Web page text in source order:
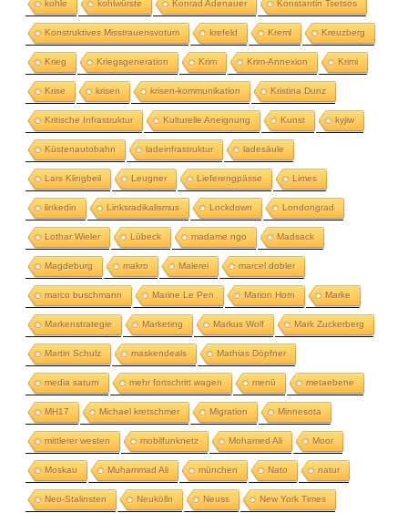
kohle kohlwürste Konrad Adenauer Konstantin Tsetsos
Konstruktives Misstrauensvotum krefeld Kreml Kreuzberg
Krieg Kriegsgeneration Krim Krim-Annexion Krimi
Krise krisen krisen-kommunikation Kristina Dunz
Kritische Infrastruktur Kulturelle Aneignung Kunst kyjiw
Küstenautobahn ladeinfrastruktur ladesäule
Lars Klingbeil Leugner Lieferengpässe Limes
linkedin Linksradikalismus Lockdown Londongrad
Lothar Wieler Lübeck madame ngo Madsack
Magdeburg makro Malerei marcel dobler
marco buschmann Marine Le Pen Marion Horn Marke
Markenstrategie Marketing Markus Wolf Mark Zuckerberg
Martin Schulz maskendeals Mathias Döpfner
media saturn mehr fortschritt wagen menü metaebene
MH17 Michael kretschmer Migration Minnesota
mittlerer westen mobilfunknetz Mohamed Ali Moor
Moskau Muhammad Ali münchen Nato natur
Neo-Stalinsten Neukölln Neuss New York Times